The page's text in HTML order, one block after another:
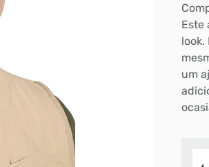
Para ter uma melhor experiência de
e veja a seleção de produtos
Este
um